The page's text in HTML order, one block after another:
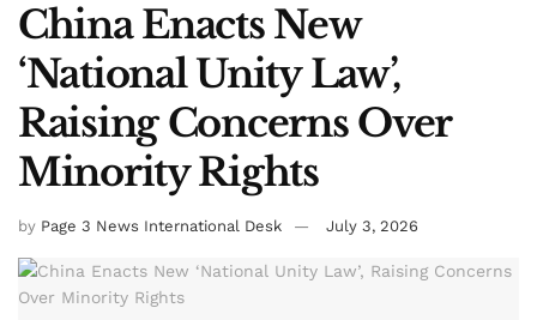
China Enacts New
‘National Unity Law’,
Raising Concerns Over
Minority Rights
by Page 3 News International Desk July 3, 2026